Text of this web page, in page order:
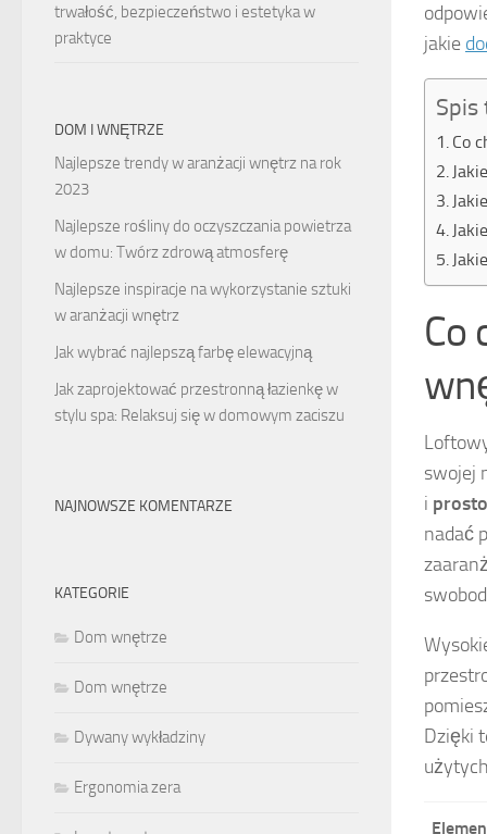
jakie
Spis
Co
Co
swojej
i
nadać
Dzięki
trwałość, bezpieczeństwo i estetyka w
praktyce
DOM I WNĘTRZE
Najlepsze trendy w aranżacji wnętrz na rok
2023
Najlepsze rośliny do oczyszczania powietrza
w domu: Twórz zdrową atmosferę
Najlepsze inspiracje na wykorzystanie sztuki
w aranżacji wnętrz
Jak wybrać najlepszą farbę elewacyjną
Jak zaprojektować przestronną łazienkę w
stylu spa: Relaksuj się w domowym zaciszu
NAJNOWSZE KOMENTARZE
KATEGORIE
Dom wnętrze
Dom wnętrze
Dywany wykładziny
Ergonomia zera